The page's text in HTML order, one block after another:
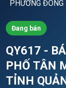
PHƯỜNG
Đang bán
QY617 -
PHỐ TÂN
TỈNH